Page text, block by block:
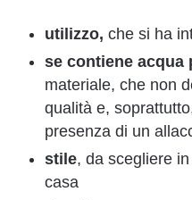
utilizzo, che si ha
se contiene acqua
materiale, che non
qualità e,
presenza di un
stile, da scegliere
casa